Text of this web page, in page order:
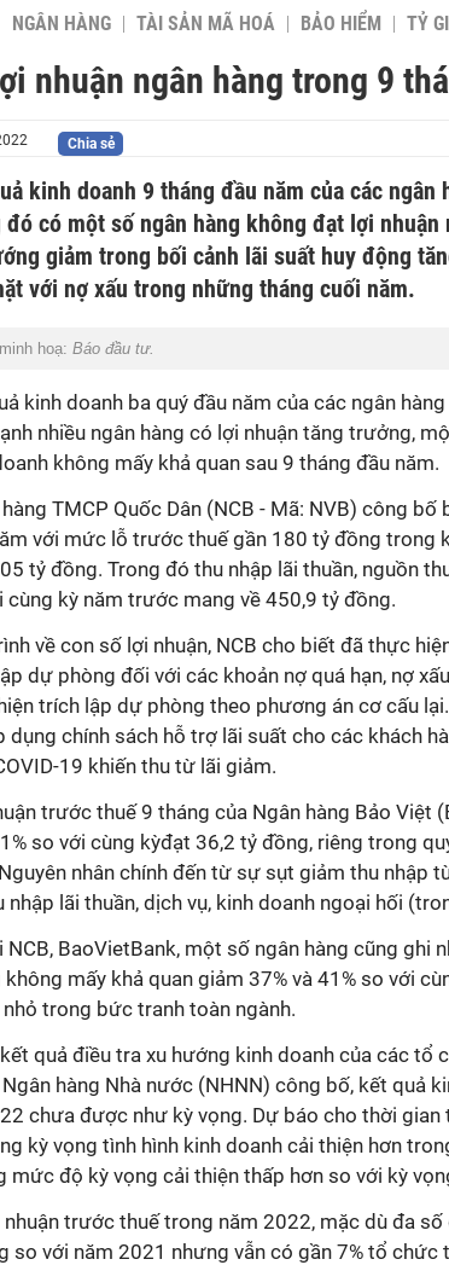
NGÂN HÀNG TÀI SẢN MÃ HOÁ BẢO HIỂM TỶ
nhuận ngân hàng trong 9
Chia sẻ
kinh doanh 9 tháng đầu năm của các ngân
có một số ngân hàng không đạt lợi
giảm trong bối cảnh lãi suất huy động
với nợ xấu trong những tháng cuối năm.
hoạ: Báo đầu tư.
kinh doanh ba quý đầu năm của các ngân
nhiều ngân hàng có lợi nhuận tăng trưởng,
không mấy khả quan sau 9 tháng đầu năm.
TMCP Quốc Dân (NCB - Mã: NVB) công
với mức lỗ trước thuế gần 180 tỷ đồng trong
tỷ đồng. Trong đó thu nhập lãi thuần, nguồn
cùng kỳ năm trước mang về 450,9 tỷ đồng.
về con số lợi nhuận, NCB cho biết đã thực
dự phòng đối với các khoản nợ quá hạn, nợ
trích lập dự phòng theo phương án cơ cấu
dụng chính sách hỗ trợ lãi suất cho các khách
19 khiến thu từ lãi giảm.
trước thuế 9 tháng của Ngân hàng Bảo Việt
so với cùng kỳđạt 36,2 tỷ đồng, riêng trong
nhân chính đến từ sự sụt giảm thu nhập
nhập lãi thuần, dịch vụ, kinh doanh ngoại hối
NCB, BaoVietBank, một số ngân hàng cũng ghi
mấy khả quan giảm 37% và 41% so với
trong bức tranh toàn ngành.
quả điều tra xu hướng kinh doanh của các tổ
hàng Nhà nước (NHNN) công bố, kết quả
chưa được như kỳ vọng. Dự báo cho thời gian
kỳ vọng tình hình kinh doanh cải thiện hơn
mức độ kỳ vọng cải thiện thấp hơn so với kỳ
nhuận trước thuế trong năm 2022, mặc dù đa
so với năm 2021 nhưng vẫn có gần 7% tổ chức